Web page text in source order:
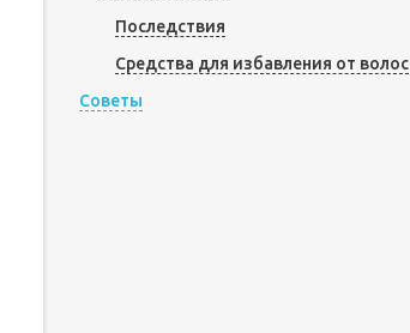
Последствия
Средства для избавления от волос
Советы